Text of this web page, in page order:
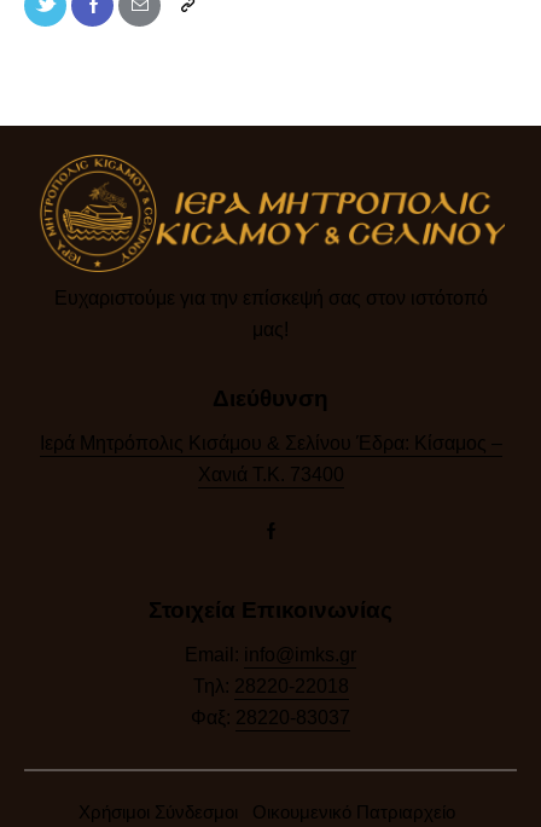
Ευχαριστούμε για την επίσκεψή σας στον ιστότοπό
μας!​
Διεύθυνση
Ιερά Μητρόπολις Κισάμου & Σελίνου Έδρα: Κίσαμος –
Χανιά Τ.Κ. 73400
Στοιχεία Επικοινωνίας
Email: info@imks.gr
Τηλ: 28220-22018
Φαξ: 28220-83037
Χρήσιμοι Σύνδεσμοι Οικουμενικό Πατριαρχείο